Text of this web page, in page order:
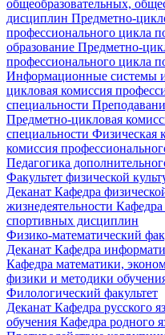
общеобразовательных,
дисциплин Предметно-
профессионального цикла
образование Предметно-
профессионального цикла
Информационные системы
цикловая комиссия
специальности
Предметно-цикловая
специальности Физическая
комиссия
Педагогика
Факультет физической
Деканат Кафедра
жизнедеятельности Кафедра
спортивных дисциплин
Физико-математический
Деканат Кафедра
Кафедра математики,
физики и методики
Филологический факультет
Деканат Кафедра русского
обучения Кафедра родного